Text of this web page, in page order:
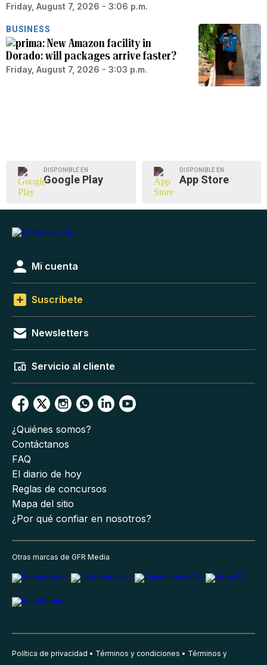
Friday, August 7, 2026 - 3:06 p.m.
BUSINESS
New Amazon facility in
Dorado: will packages arrive faster?
Friday, August 7, 2026 - 3:03 p.m.
DISPONIBLE EN
Google Play
DISPONIBLE EN
App Store
Mi cuenta
Suscríbete
Newsletters
Servicio al cliente
¿Quiénes somos?
Contáctanos
FAQ
El diario de hoy
Reglas de concursos
Mapa del sitio
¿Por qué confiar en nosotros?
Otras marcas de GFR Media
Política de privacidad Términos y condiciones
Términos y